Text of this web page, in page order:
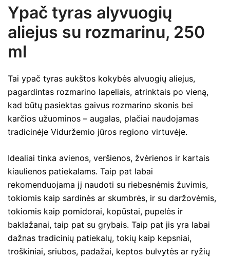
Ypač tyras alyvuogių
aliejus su rozmarinu, 250
ml
Tai ypač tyras aukštos kokybės alvuogių aliejus,
pagardintas rozmarino lapeliais, atrinktais po vieną,
kad būtų pasiektas gaivus rozmarino skonis bei
karčios užuominos – augalas, plačiai naudojamas
tradicinėje Viduržemio jūros regiono virtuvėje.
Idealiai tinka avienos, veršienos, žvėrienos ir kartais
kiaulienos patiekalams. Taip pat labai
rekomenduojama jį naudoti su riebesnėmis žuvimis,
tokiomis kaip sardinės ar skumbrės, ir su daržovėmis,
tokiomis kaip pomidorai, kopūstai, pupelės ir
baklažanai, taip pat su grybais. Taip pat jis yra labai
dažnas tradicinių patiekalų, tokių kaip kepsniai,
troškiniai, sriubos, padažai, keptos bulvytės ar ryžių